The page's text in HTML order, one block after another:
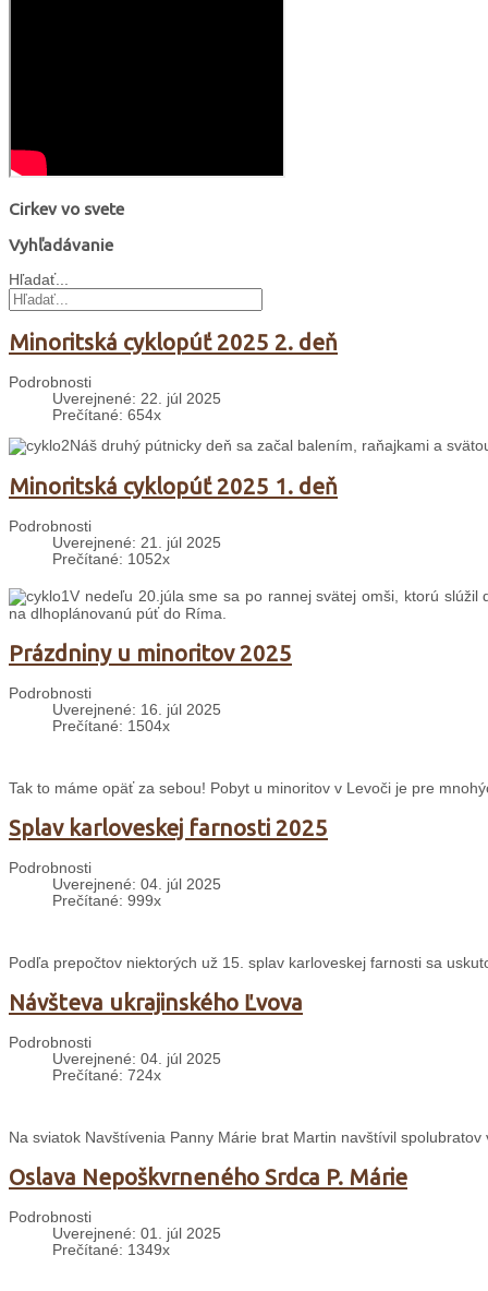
Cirkev vo svete
Vyhľadávanie
Hľadať...
Minoritská cyklopúť 2025 2. deň
Podrobnosti
Uverejnené: 22. júl 2025
Prečítané: 654x
Náš druhý pútnicky deň sa začal balením, raňajkami a
Minoritská cyklopúť 2025 1. deň
Podrobnosti
Uverejnené: 21. júl 2025
Prečítané: 1052x
V nedeľu 20.júla sme sa po rannej svätej omši, ktorú slúžil
na dlhoplánovanú púť do Ríma.
Prázdniny u minoritov 2025
Podrobnosti
Uverejnené: 16. júl 2025
Prečítané: 1504x
Tak to máme opäť za sebou! Pobyt u minoritov v Levoči je pre
Splav karloveskej farnosti 2025
Podrobnosti
Uverejnené: 04. júl 2025
Prečítané: 999x
Podľa prepočtov niektorých už 15. splav karloveskej farnosti sa
Návšteva ukrajinského Ľvova
Podrobnosti
Uverejnené: 04. júl 2025
Prečítané: 724x
Na sviatok Navštívenia Panny Márie brat Martin navštívil spolubratov
Oslava Nepoškvrneného Srdca P. Márie
Podrobnosti
Uverejnené: 01. júl 2025
Prečítané: 1349x